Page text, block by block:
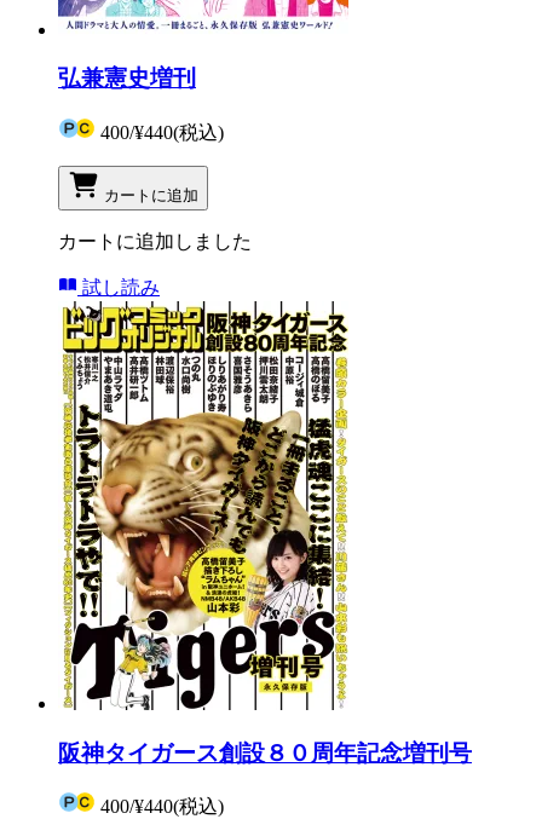
弘兼憲史増刊
400/¥440(税込)
カートに追加
カートに追加しました
試し読み
阪神タイガース創設８０周年記念増刊号
400/¥440(税込)